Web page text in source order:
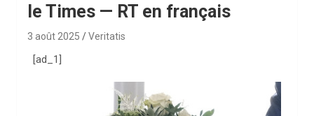
le Times — RT en français
3 août 2025 Veritatis
[ad_1]